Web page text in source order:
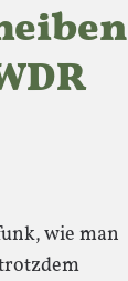
wie man